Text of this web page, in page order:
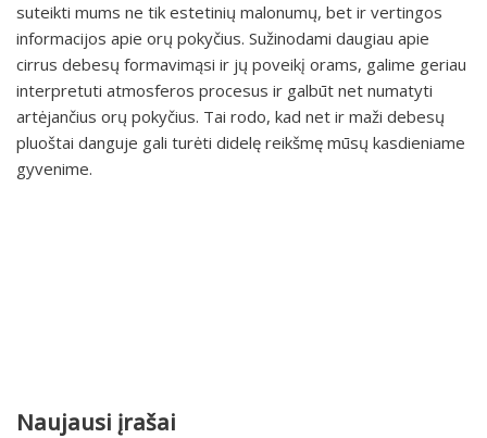
suteikti mums ne tik estetinių malonumų, bet ir vertingos
informacijos apie orų pokyčius. Sužinodami daugiau apie
cirrus debesų formavimąsi ir jų poveikį orams, galime geriau
interpretuti atmosferos procesus ir galbūt net numatyti
artėjančius orų pokyčius. Tai rodo, kad net ir maži debesų
pluoštai danguje gali turėti didelę reikšmę mūsų kasdieniame
gyvenime.
Naujausi įrašai